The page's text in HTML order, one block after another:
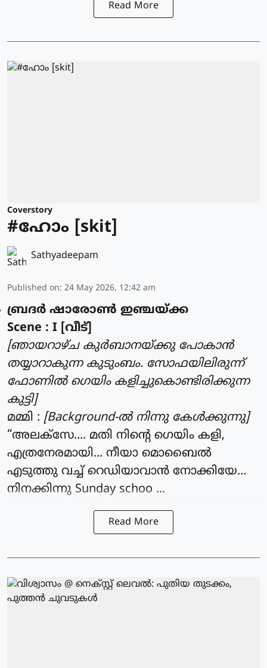
Read More
Coverstory
#ഹോം [skit]
Sathyadeepam
Published on: 24 May 2026, 12:42 am
ബ്രദർ ഷാരോൺ ഇഞ്ചയ്ക്ക
Scene : I [വീട്]
[ഞായറാഴ്ച കുർബാനയ്ക്കു പോകാൻ
തയ്യാറാകുന്ന കുടുംബം. സോഫയിലിരുന്ന്
ഫോണിൽ ഗെയിം കളിച്ചുകൊണ്ടിരിക്കുന്ന
കുട്ടി]
മമ്മി : [Background-ൽ നിന്നു കേൾക്കുന്നു]
“അലക്സേ.... മതി നിന്റെ ഗെയിം കളി,
എത്രനേരമായി... നീയാ മൊബൈൽ
എടുത്തു വച്ച് റെഡിയാവാൻ നോക്കിയേ...
നിനക്കിന്നു Sunday schoo ...
Read More